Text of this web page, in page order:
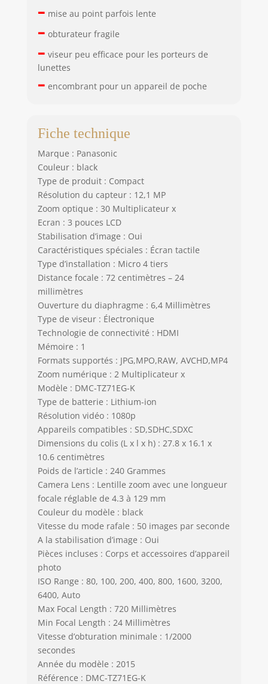
– mise au point parfois lente
– obturateur fragile
– viseur peu efficace pour les porteurs de
lunettes
– encombrant pour un appareil de poche
Fiche technique
Marque : Panasonic
Couleur : black
Type de produit : Compact
Résolution du capteur : 12,1 MP
Zoom optique : 30 Multiplicateur x
Ecran : 3 pouces LCD
Stabilisation d’image : Oui
Caractéristiques spéciales : Écran tactile
Type d’installation : Micro 4 tiers
Distance focale : 72 centimètres – 24
millimètres
Ouverture du diaphragme : 6,4 Millimètres
Type de viseur : Électronique
Technologie de connectivité : HDMI
Mémoire : 1
Formats supportés : JPG,MPO,RAW, AVCHD,MP4
Zoom numérique : 2 Multiplicateur x
Modèle : DMC-TZ71EG-K
Type de batterie : Lithium-ion
Résolution vidéo : 1080p
Appareils compatibles : SD,SDHC,SDXC
Dimensions du colis (L x l x h) : 27.8 x 16.1 x
10.6 centimètres
Poids de l’article : 240 Grammes
Camera Lens : Lentille zoom avec une longueur
focale réglable de 4.3 à 129 mm
Couleur du modèle : black
Vitesse du mode rafale : 50 images par seconde
A la stabilisation d’image : Oui
Pièces incluses : Corps et accessoires d’appareil
photo
ISO Range : 80, 100, 200, 400, 800, 1600, 3200,
6400, Auto
Max Focal Length : 720 Millimètres
Min Focal Length : 24 Millimètres
Vitesse d’obturation minimale : 1/2000
secondes
Année du modèle : 2015
Référence : DMC-TZ71EG-K